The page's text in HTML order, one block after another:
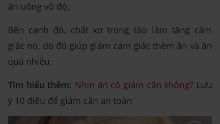
ăn uống vô độ.
Bên cạnh đó, chất xơ trong táo làm tăng cảm
giác no, do đó giúp giảm cảm giác thèm ăn và ăn
quá nhiều.
Tìm hiểu thêm: Nhịn ăn có giảm cân không? Lưu
ý 10 điều để giảm cân an toàn